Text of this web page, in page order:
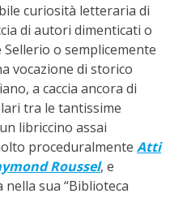
curiosità letteraria di
di autori dimenticati o
o semplicemente
vocazione di storico
a caccia ancora di
tra le tantissime
libriccino assai
proceduralmente Atti
Roussel, e
sua “Biblioteca